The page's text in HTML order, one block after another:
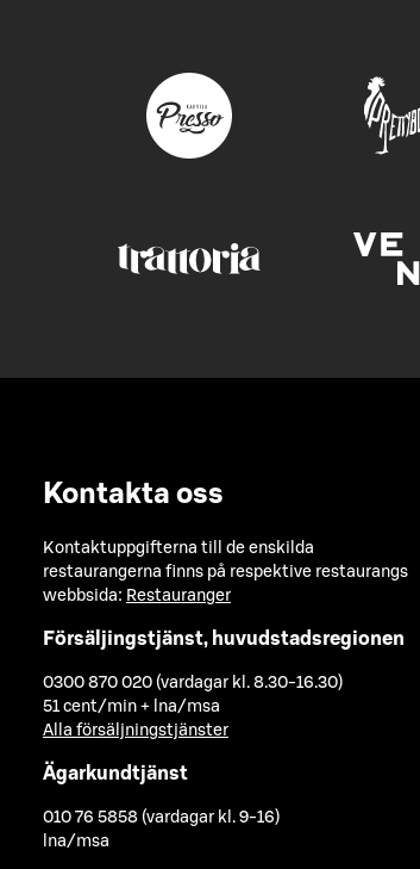
Kontakta oss
Kontaktuppgifterna till de enskilda
restaurangerna finns på respektive restaurangs
webbsida: Restauranger
Försäljingstjänst, huvudstadsregionen
0300 870 020 (vardagar kl. 8.30-16.30)
51 cent/min + lna/msa
Alla försäljningstjänster
Ägarkundtjänst
010 76 5858 (vardagar kl. 9-16)
lna/msa